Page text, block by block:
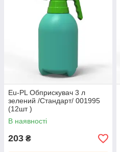
Eu-PL Обприскувач 3 л
зелений /Стандарт/ 001995
(12шт )
В наявності
203 ₴